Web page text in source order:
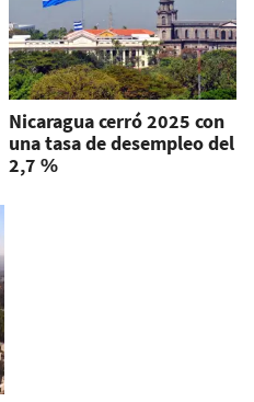
Nicaragua cerró 2025 con
una tasa de desempleo del
2,7 %